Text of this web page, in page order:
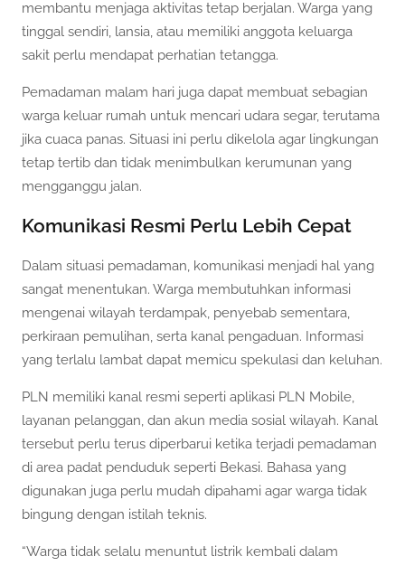
membantu menjaga aktivitas tetap berjalan. Warga yang
tinggal sendiri, lansia, atau memiliki anggota keluarga
sakit perlu mendapat perhatian tetangga.
Pemadaman malam hari juga dapat membuat sebagian
warga keluar rumah untuk mencari udara segar, terutama
jika cuaca panas. Situasi ini perlu dikelola agar lingkungan
tetap tertib dan tidak menimbulkan kerumunan yang
mengganggu jalan.
Komunikasi Resmi Perlu Lebih Cepat
Dalam situasi pemadaman, komunikasi menjadi hal yang
sangat menentukan. Warga membutuhkan informasi
mengenai wilayah terdampak, penyebab sementara,
perkiraan pemulihan, serta kanal pengaduan. Informasi
yang terlalu lambat dapat memicu spekulasi dan keluhan.
PLN memiliki kanal resmi seperti aplikasi PLN Mobile,
layanan pelanggan, dan akun media sosial wilayah. Kanal
tersebut perlu terus diperbarui ketika terjadi pemadaman
di area padat penduduk seperti Bekasi. Bahasa yang
digunakan juga perlu mudah dipahami agar warga tidak
bingung dengan istilah teknis.
“Warga tidak selalu menuntut listrik kembali dalam